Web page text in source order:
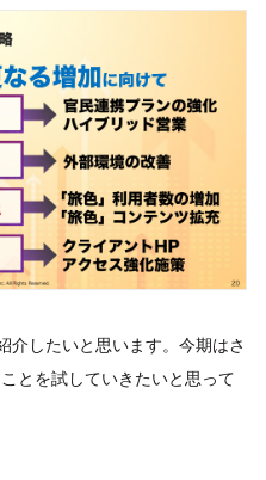
介したいと思います。今期はさ
とを試していきたいと思って